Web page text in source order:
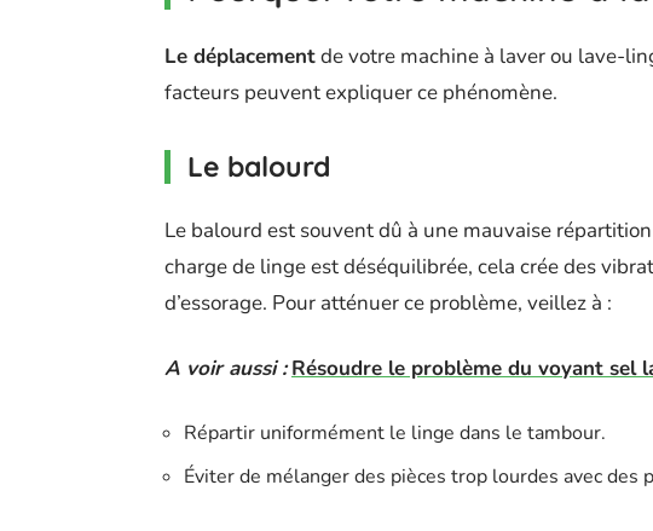
Le déplacementde votre machine à laver ou lave-
facteurs peuvent expliquer ce phénomène.
Le balourd
Le balourd est souvent dû à une mauvaise
charge de linge est déséquilibrée, cela crée des
d’essorage. Pour atténuer ce problème, veillez à :
A voir aussi : Résoudre le problème du voyant sel
Répartir uniformément le linge dans le tambour.
Éviter de mélanger des pièces trop lourdes avec des